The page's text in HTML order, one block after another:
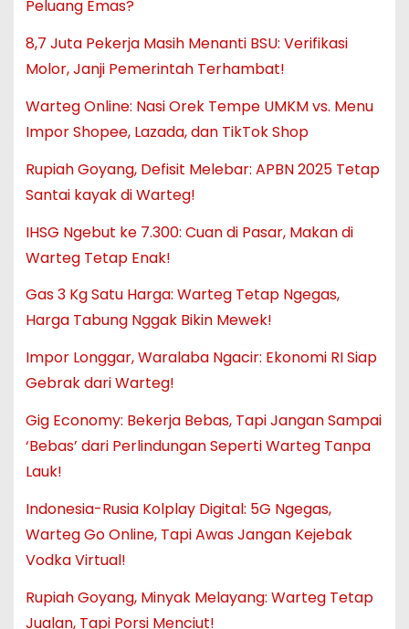
Peluang Emas?
8,7 Juta Pekerja Masih Menanti BSU: Verifikasi
Molor, Janji Pemerintah Terhambat!
Warteg Online: Nasi Orek Tempe UMKM vs. Menu
Impor Shopee, Lazada, dan TikTok Shop
Rupiah Goyang, Defisit Melebar: APBN 2025 Tetap
Santai kayak di Warteg!
IHSG Ngebut ke 7.300: Cuan di Pasar, Makan di
Warteg Tetap Enak!
Gas 3 Kg Satu Harga: Warteg Tetap Ngegas,
Harga Tabung Nggak Bikin Mewek!
Impor Longgar, Waralaba Ngacir: Ekonomi RI Siap
Gebrak dari Warteg!
Gig Economy: Bekerja Bebas, Tapi Jangan Sampai
‘Bebas’ dari Perlindungan Seperti Warteg Tanpa
Lauk!
Indonesia-Rusia Kolplay Digital: 5G Ngegas,
Warteg Go Online, Tapi Awas Jangan Kejebak
Vodka Virtual!
Rupiah Goyang, Minyak Melayang: Warteg Tetap
Jualan, Tapi Porsi Menciut!